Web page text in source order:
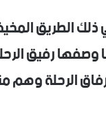
الطريق
رفيق
الرحلة وهم